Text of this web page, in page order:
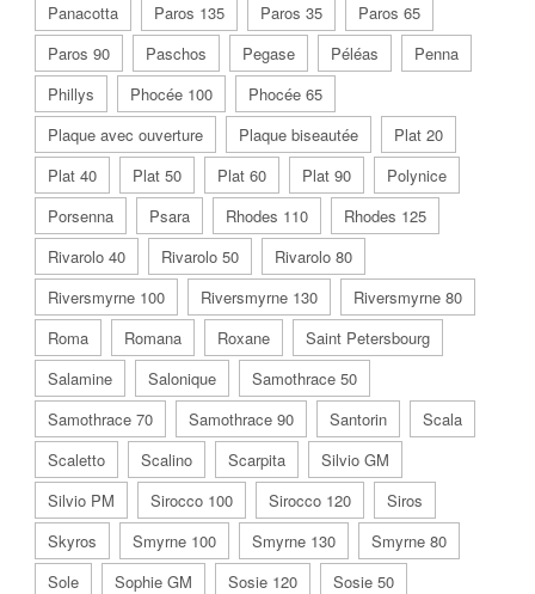
Panacotta
Paros 135 Paros 35
Paros 65
Paros 90
Paschos Pegase Péléas
Penna
Phillys
Phocée 100
Phocée 65
Plaque avec ouverture
Plaque biseautée
Plat 20
Plat 40
Plat 50 Plat 60 Plat 90
Polynice
Porsenna
Psara Rhodes 110
Rhodes 125
Rivarolo 40
Rivarolo 50
Rivarolo 80
Riversmyrne 100
Riversmyrne 130
Riversmyrne 80
Roma
Romana Roxane
Saint Petersbourg
Salamine
Salonique
Samothrace 50
Samothrace 70
Samothrace 90 Santorin
Scala
Scaletto
Scalino Scarpita
Silvio GM
Silvio PM
Sirocco 100 Sirocco 120
Siros
Skyros
Smyrne 100 Smyrne 130
Smyrne 80
Sole
Sophie GM Sosie 120
Sosie 50